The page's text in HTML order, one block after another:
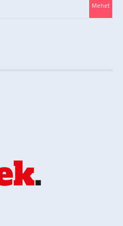
Mehet